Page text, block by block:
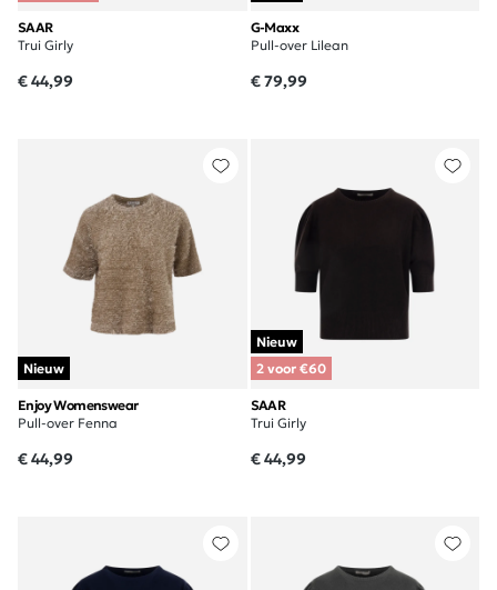
SAAR
Trui Girly
€ 44,99
G-Maxx
Pull-over Lilean
€ 79,99
Nieuw
Enjoy Womenswear
Pull-over Fenna
€ 44,99
Nieuw
2 voor €60
SAAR
Trui Girly
€ 44,99